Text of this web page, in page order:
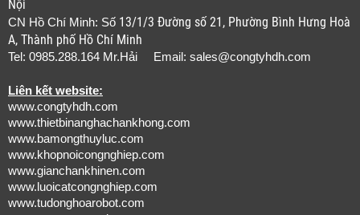
Nội
CN Hồ Chí Minh: Số 13/1/3 Đường số 21, Phường Bình Hưng Hoà
A, Thành phố Hồ Chí Minh
Tel: 0985.288.164 Mr.Hải Email: sales@congtyhdh.com
Liên kết website:
www.congtyhdh.com
www.thietbinanghachankhong.com
www.bamongthuyluc.com
www.khopnoicongnghiep.com
www.gianchankhinen.com
www.luoicatcongnghiep.com
www.tudonghoarobot.com